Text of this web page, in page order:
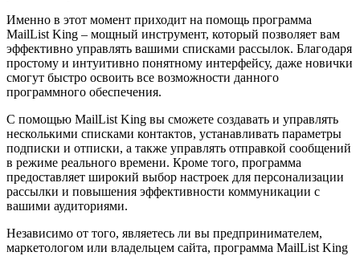
Именно в этот момент приходит на помощь программа
MailList King – мощный инструмент, который позволяет вам
эффективно управлять вашими списками рассылок. Благодаря
простому и интуитивно понятному интерфейсу, даже новички
смогут быстро освоить все возможности данного
программного обеспечения.
С помощью MailList King вы сможете создавать и управлять
несколькими списками контактов, устанавливать параметры
подписки и отписки, а также управлять отправкой сообщений
в режиме реального времени. Кроме того, программа
предоставляет широкий выбор настроек для персонализации
рассылки и повышения эффективности коммуникации с
вашими аудиториями.
Независимо от того, являетесь ли вы предпринимателем,
маркетологом или владельцем сайта, программа MailList King